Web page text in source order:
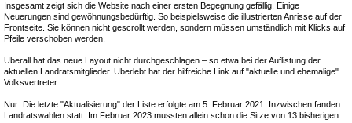
Insgesamt zeigt sich die Website nach einer ersten Begegnung gefällig. Einige
Neuerungen sind gewöhnungsbedürftig. So beispielsweise die illustrierten Anrisse auf der
Frontseite. Sie können nicht gescrollt werden, sondern müssen umständlich mit Klicks auf
Pfeile verschoben werden.
Überall hat das neue Layout nicht durchgeschlagen – so etwa bei der Auflistung der
aktuellen Landratsmitglieder. Überlebt hat der hilfreiche Link auf "aktuelle und ehemalige"
Volksvertreter.
Nur: Die letzte "Aktualisierung" der Liste erfolgte am 5. Februar 2021. Inzwischen fanden
Landratswahlen statt. Im Februar 2023 mussten allein schon die Sitze von 13 bisherigen